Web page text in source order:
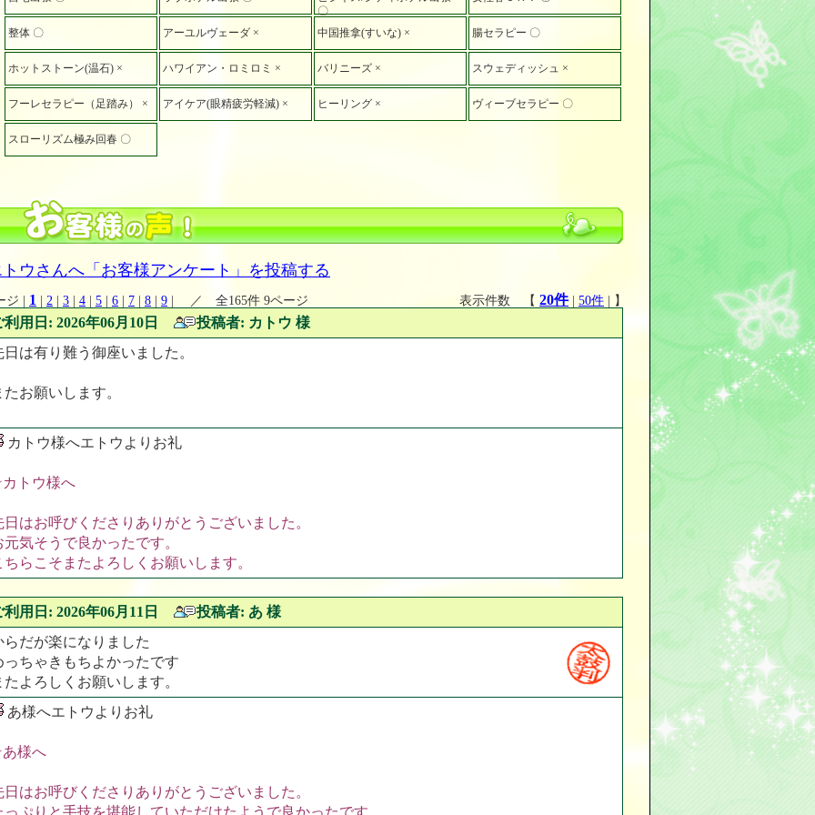
〇
整体 〇 アーユルヴェーダ × 中国推拿(すいな) × 腸セラピー 〇
ホットストーン(温石) × ハワイアン・ロミロミ × バリニーズ × スウェディッシュ ×
フーレセラピー（足踏み） × アイケア(眼精疲労軽減) × ヒーリング × ヴィーブセラピー 〇
スローリズム極み回春 〇
ウさんへ「お客様アンケート」を投稿する
ジ | 1 2 3 4 5 6 7 8 9 | ／ 全165件 9ページ 表示件数 【 20件| 50件 | 】
利用日: 2026年06月10日
投稿者: カトウ 様
日は有り難う御座いました。
たお願いします。
カトウ様へエトウよりお礼
トウ様へ
日はお呼びくださりありがとうございました。
元気そうで良かったです。
ちらこそまたよろしくお願いします。
利用日: 2026年06月11日
投稿者: あ 様
らだが楽になりました
っちゃきもちよかったです
たよろしくお願いします。
あ様へエトウよりお礼
様へ
日はお呼びくださりありがとうございました。
っぷりと手技を堪能していただけたようで良かったです。